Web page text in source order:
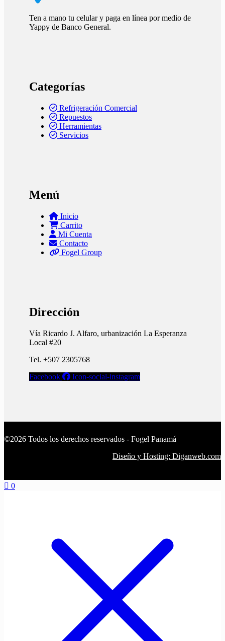
Ten a mano tu celular y paga en línea por medio de
Yappy de Banco General.
Categorías
Refrigeración Comercial
Repuestos
Herramientas
Servicios
Menú
Inicio
Carrito
Mi Cuenta
Contacto
Fogel Group
Dirección
Vía Ricardo J. Alfaro, urbanización La Esperanza
Local #20
Tel. +507 2305768
Facebook
Icon-social-instagram
©2026 Todos los derechos reservados - Fogel Panamá
Diseño y Hosting: Diganweb.com
0